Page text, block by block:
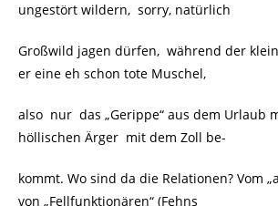
ungestört wildern, sorry, natürlich
Großwild jagen dürfen, während der
er eine eh schon tote Muschel,
also nur das „Gerippe“ aus dem Urlaub
höllischen Ärger mit dem Zoll be-
kommt. Wo sind da die Relationen? Vom
von „Fellfunktionären“ (Fehns